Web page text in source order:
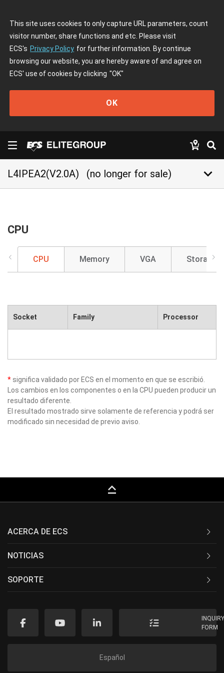
This site uses cookies to only capture URL parameters, count
visitor number, share functions and etc. Please visit
ECS's Privacy Policy for further information. By continue
browsing our website, you are hereby aware of and agree on
ECS' use of cookies by clicking "OK"
OK
L4IPEA2(V2.0A) (no longer for sale) keyboard_arrow_down
CPU
CPU Memory VGA Storage
Socket Family Processor
* significa validado por ECS en el momento en que se escribió.
Los cambios en los componentes o en la CPU pueden producir un
resultado diferente.
El resultado mostrado sirve solamente de referencia y podrá ser
modificado sin necesidad de previo aviso.
keyboard_capslock
ACERCA DE ECS
NOTICIAS
SOPORTE
FORM
Español